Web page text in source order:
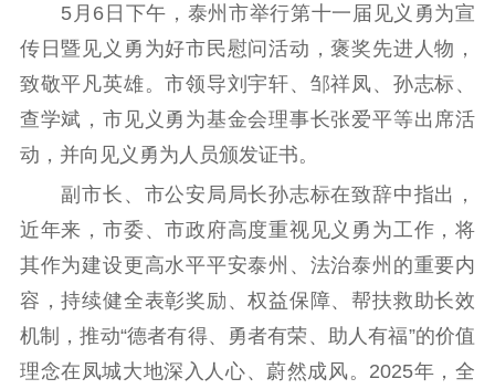
主题宣传 对外宣传
新闻发布
记者之家
品牌栏目
文化文艺
精品生产 文化惠民
文化交流
体制改革
文化产业
紫金文化艺术节
品牌活动 紫艺舞台
精神文明
文明创建 文明实践
文明培育
先进典型
5月6日下午，泰州市举行第十一届见义勇为宣
传日暨见义勇为好市民慰问活动，褒奖先进人物，
致敬平凡英雄。市领导刘宇轩、邹祥凤、孙志标、
查学斌，市见义勇为基金会理事长张爱平等出席活
动，并向见义勇为人员颁发证书。
副市长、市公安局局长孙志标在致辞中指出，
近年来，市委、市政府高度重视见义勇为工作，将
其作为建设更高水平平安泰州、法治泰州的重要内
容，持续健全表彰奖励、权益保障、帮扶救助长效
机制，推动“德者有得、勇者有荣、助人有福”的价值
理念在凤城大地深入人心、蔚然成风。2025年，全